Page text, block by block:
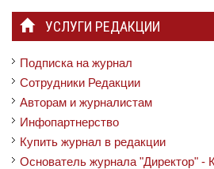
УСЛУГИ РЕДАКЦИИ
Подписка на журнал
Сотрудники Редакции
Авторам и журналистам
Инфопартнерство
Купить журнал в редакции
Основатель журнала "Директор" -